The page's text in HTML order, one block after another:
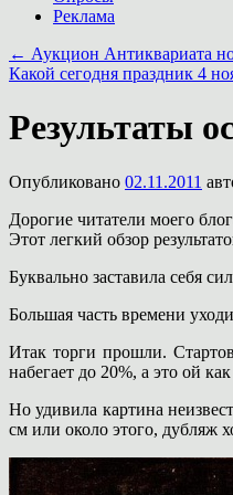
Реклама
← Аукцион Антиквариата
Какой сегодня праздник 4
Результаты
Опубликовано 02.11.2011
Дорогие читатели моего
Этот легкий обзор
Буквально заставила себя
Большая часть времени
Итак торги прошли.
набегает до 20%, а это ой
Но удивила картина
см или около этого, дубляж